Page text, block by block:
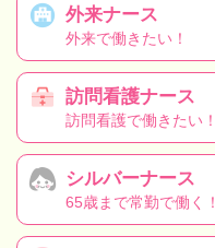
外来ナース
外来で働きたい！
訪問看護ナース
訪問看護で働きたい！
シルバーナース
65歳まで常勤で働く！